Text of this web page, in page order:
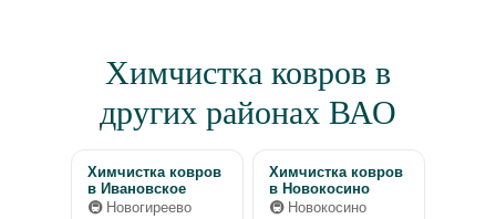
Химчистка ковров в
других районах ВАО
Химчистка ковров
в Ивановское
🚇 Новогиреево
Химчистка ковров
в Новокосино
🚇 Новокосино